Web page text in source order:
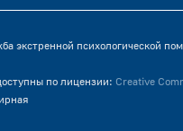
экстренной психологической
по лицензии: Creative